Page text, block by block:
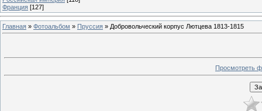
Франция [127]
Главная » Фотоальбом » Пруссия » Добровольческий корпус Лютцева 1813-1815
Просмотреть